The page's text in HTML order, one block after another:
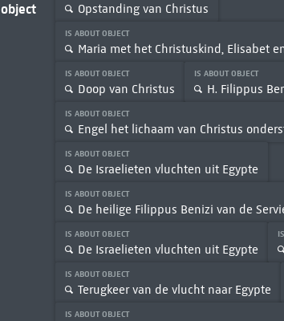
object
Opstanding van Christus
IS ABOUT OBJECT
Maria met het Christuskind, Elisabet
IS ABOUT OBJECT
Doop van Christus
IS ABOUT OBJECT
H. Filippus
IS ABOUT OBJECT
Engel het lichaam van Christus
IS ABOUT OBJECT
De Israelieten vluchten uit Egypte
IS ABOUT OBJECT
De heilige Filippus Benizi van de
IS ABOUT OBJECT
De Israelieten vluchten uit Egypte
IS ABOUT OBJECT
Terugkeer van de vlucht naar Egypte
IS ABOUT OBJECT